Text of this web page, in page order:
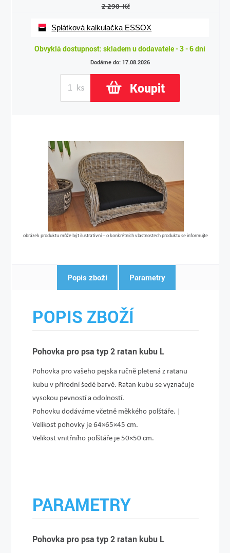
2 290 Kč
Splátková kalkulačka ESSOX
Obvyklá dostupnost: skladem u dodavatele - 3 - 6 dní
Dodáme do: 17.08.2026
Koupit
obrázek produktu může být ilustrativní – o konkrétních vlastnostech produktu se informujte
Popis zboží Parametry
POPIS ZBOŽÍ
Pohovka pro psa typ 2 ratan kubu L
Pohovka pro vašeho pejska ručně pletená z ratanu
kubu v přírodní šedé barvě. Ratan kubu se vyznačuje
vysokou pevností a odolností.
Pohovku dodáváme včetně měkkého polštáře. |
Velikost pohovky je 64×65×45 cm.
Velikost vnitřního polštáře je 50×50 cm.
PARAMETRY
Pohovka pro psa typ 2 ratan kubu L